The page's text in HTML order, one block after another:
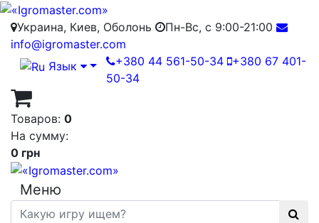
Украина, Киев, Оболонь
Пн-Вс, с 9:00-21:00
info@igromaster.com
Язык
+380 44 561-50-34 +380 67 401-
50-34
Товаров: 0
На сумму:
0 грн
Меню